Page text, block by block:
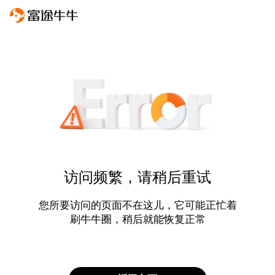
访问频繁，请稍后重试
您所要访问的页面不在这儿，它可能正忙着
刷牛牛圈，稍后就能恢复正常